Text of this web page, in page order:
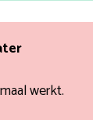
werkt.